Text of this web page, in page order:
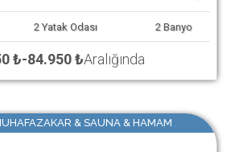
2 Yatak Odası 2 Banyo
₺-84.950 ₺Aralığında
& SAUNA & HAMAM